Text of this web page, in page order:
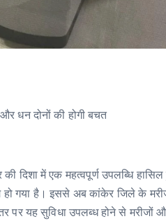
धन दोनों की होगी बचत
में एक महत्वपूर्ण उपलब्धि हासिल
गया है। इससे अब कांकेर जिले के
पर यह सुविधा उपलब्ध होने से